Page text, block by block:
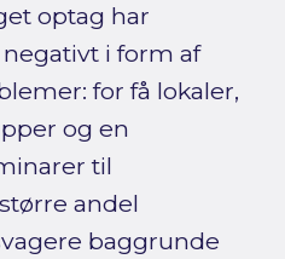
optag har
i form af
for få lokaler,
og en
til
andel
baggrunde